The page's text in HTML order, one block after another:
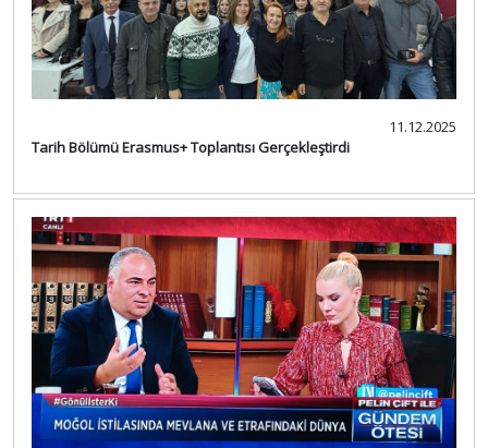
11.12.2025
Tarih Bölümü Erasmus+ Toplantısı Gerçekleştirdi